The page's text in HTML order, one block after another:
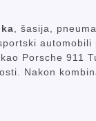
, šasija,
automobili
kao Porsche 911
Nakon